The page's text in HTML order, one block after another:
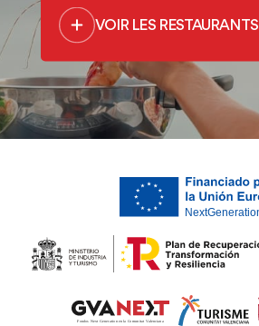
VOIR LES RESTAURANTS